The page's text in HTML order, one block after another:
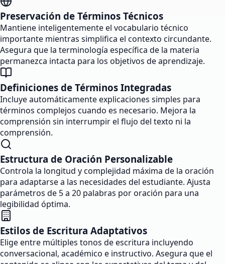
Preservación de Términos Técnicos
Mantiene inteligentemente el vocabulario técnico
importante mientras simplifica el contexto circundante.
Asegura que la terminología específica de la materia
permanezca intacta para los objetivos de aprendizaje.
Definiciones de Términos Integradas
Incluye automáticamente explicaciones simples para
términos complejos cuando es necesario. Mejora la
comprensión sin interrumpir el flujo del texto ni la
comprensión.
Estructura de Oración Personalizable
Controla la longitud y complejidad máxima de la oración
para adaptarse a las necesidades del estudiante. Ajusta
parámetros de 5 a 20 palabras por oración para una
legibilidad óptima.
Estilos de Escritura Adaptativos
Elige entre múltiples tonos de escritura incluyendo
conversacional, académico e instructivo. Asegura que el